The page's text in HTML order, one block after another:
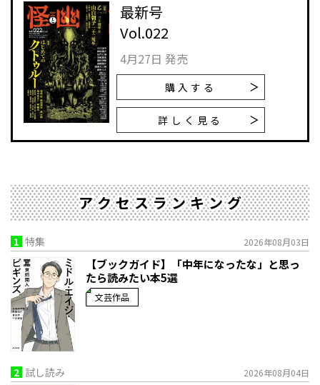
最新号
Vol.022
4月27日 発売
購入する
詳しく見る
アクセスランキング
1 特集 2026年08月03日
【ブックガイド】「中年になったな」と思っ
たら読みたい本5選
文芸作品
2 試し読み 2026年08月04日